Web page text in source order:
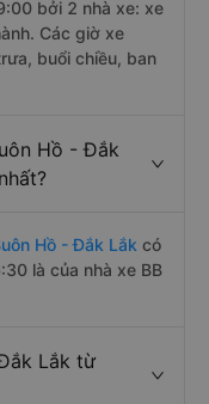
bởi 2 nhà xe: xe
Các giờ xe
buổi chiều, ban
Hồ - Đắk
Hồ - Đắk Lắk có
là của nhà xe BB
Lắk từ